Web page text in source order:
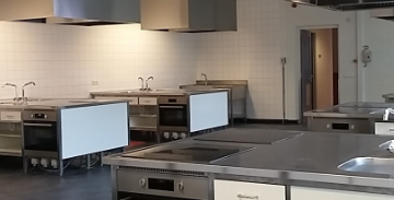
Foto na de verbouwing